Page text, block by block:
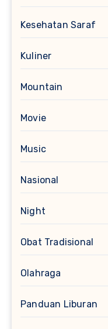
Kesehatan Saraf
Kuliner
Mountain
Movie
Music
Nasional
Night
Obat Tradisional
Olahraga
Panduan Liburan